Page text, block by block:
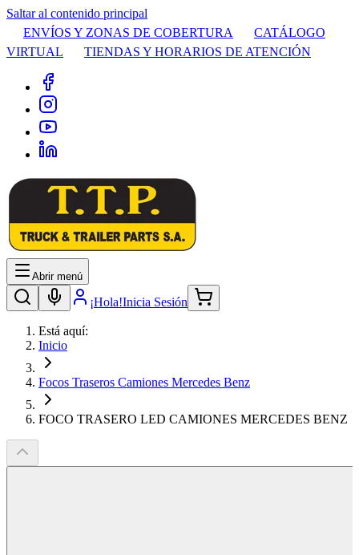
Saltar al contenido principal
ENVÍOS Y ZONAS DE COBERTURA
CATÁLOGO
VIRTUAL
TIENDAS Y HORARIOS DE ATENCIÓN
Abrir menú
¡Hola!Inicia Sesión
Está aquí:
Inicio
Focos Traseros Camiones Mercedes Benz
FOCO TRASERO LED CAMIONES MERCEDES BENZ